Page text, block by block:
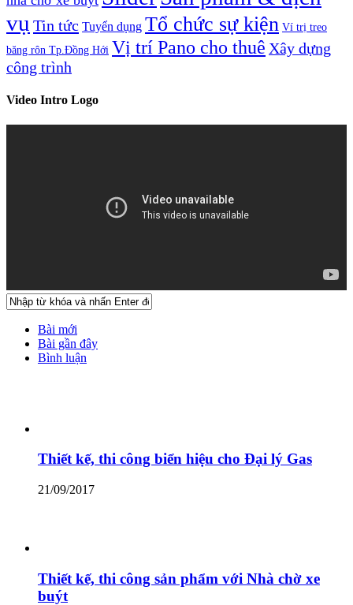
vụ Tin tức Tuyển dụng Tổ chức sự kiện Ví trị treo
băng rôn Tp.Đồng Hới Vị trí Pano cho thuê Xây dựng
công trình
Video Intro Logo
Bài mới
Bài gần đây
Bình luận
Thiết kế, thi công biển hiệu cho Đại lý Gas
21/09/2017
Thiết kế, thi công sản phẩm với Nhà chờ xe
buýt